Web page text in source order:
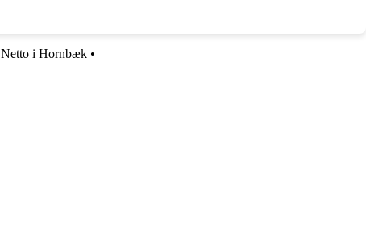
Netto i Hornbæk •